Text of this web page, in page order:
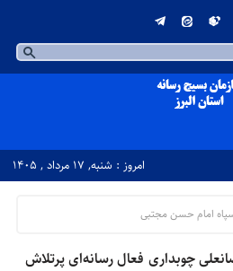
امروز : شنبه, ۱۷ مرداد , ۱۴۰۵
امام حسن مجتبی
چوبداری فعال رسانه‌ای پرتلاش